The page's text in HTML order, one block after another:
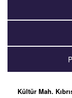
Kültür Mah.